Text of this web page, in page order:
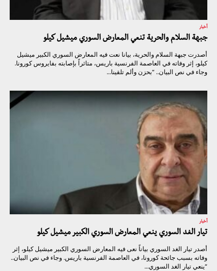
أخبار
جبهة السلام والحرية تنعي المعارض السوري ميشيل كيلو
أصدرت جبهة السلام والحرية، بيانا نعت فيه المعارض السوري الكبير ميشيل
كيلو، إثر وفاته في العاصمة الفرنسية باريس، متاثراً بإصابته بفايروس كورونا.
وجاء في نص البيان.. “بحزن وألم تلقينا...
أخبار
تيار الغد السوري ينعي المعارض السوري الكبير ميشيل كيلو
أصدر تيار الغد السوري بياناً نعى فيه المعارض السوري الكبير ميشيل كيلو، إثر
وفاته بسبب جائحة كورونا، في العاصمة الفرنسية باريس. وجاء في نص البيان..
“ينعي تيار الغد السوري...